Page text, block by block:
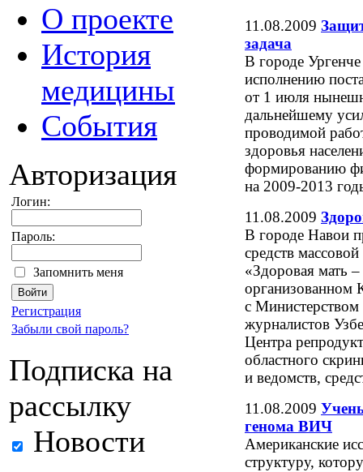
О проекте
История
медицины
События
Авторизация
Логин:
Пароль:
Запомнить меня
Регистрация
Забыли свой пароль?
Подписка на
рассылку
Новости
11.08.2009
задача
В городе
исполнению
от 1 июля
дальнейшему
проводимой
здоровья
формированию
на 2009-2013
11.08.2009
В городе Навои
средств
«Здоровая мать
организованном
с
журналистов
Центра
областного
и ведомств,
11.08.2009
генома ВИЧ
Американские
структуру,